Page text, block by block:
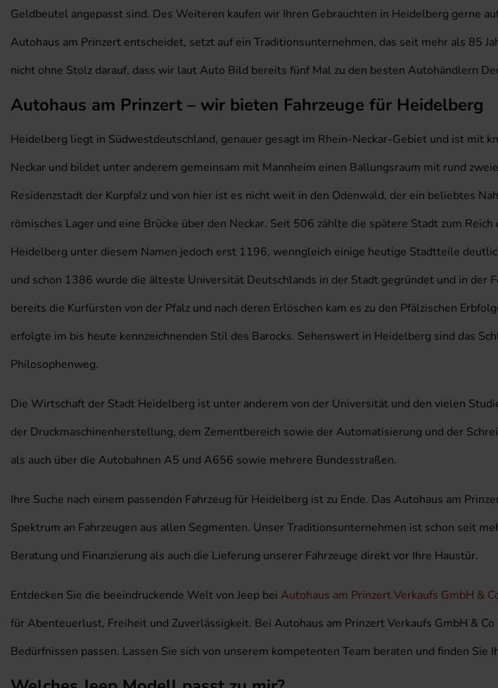
Geldbeutel angepasst sind. Des Weiteren kaufen wir Ihren Gebrauchten in Heidelberg gerne
Autohaus am Prinzert entscheidet, setzt auf ein Traditionsunternehmen, das seit mehr als 85
nicht ohne Stolz darauf, dass wir laut Auto Bild bereits fünf Mal zu den besten Autohändlern
Autohaus am Prinzert – wir bieten Fahrzeuge für Heidelberg
Heidelberg liegt in Südwestdeutschland, genauer gesagt im Rhein-Neckar-Gebiet und ist mit
Neckar und bildet unter anderem gemeinsam mit Mannheim einen Ballungsraum mit rund
Residenzstadt der Kurpfalz und von hier ist es nicht weit in den Odenwald, der ein beliebtes
römisches Lager und eine Brücke über den Neckar. Seit 506 zählte die spätere Stadt zum
Heidelberg unter diesem Namen jedoch erst 1196, wenngleich einige heutige Stadtteile
und schon 1386 wurde die älteste Universität Deutschlands in der Stadt gegründet und in
bereits die Kurfürsten von der Pfalz und nach deren Erlöschen kam es zu den Pfälzischen
erfolgte im bis heute kennzeichnenden Stil des Barocks. Sehenswert in Heidelberg sind das
Philosophenweg.
Die Wirtschaft der Stadt Heidelberg ist unter anderem von der Universität und den vielen
der Druckmaschinenherstellung, dem Zementbereich sowie der Automatisierung und der
als auch über die Autobahnen A5 und A656 sowie mehrere Bundesstraßen.
Ihre Suche nach einem passenden Fahrzeug für Heidelberg ist zu Ende. Das Autohaus am
Spektrum an Fahrzeugen aus allen Segmenten. Unser Traditionsunternehmen ist schon seit
Beratung und Finanzierung als auch die Lieferung unserer Fahrzeuge direkt vor Ihre Haustür.
Entdecken Sie die beeindruckende Welt von Jeep bei Autohaus am Prinzert Verkaufs GmbH &
für Abenteuerlust, Freiheit und Zuverlässigkeit. Bei Autohaus am Prinzert Verkaufs GmbH &
Bedürfnissen passen. Lassen Sie sich von unserem kompetenten Team beraten und finden Sie